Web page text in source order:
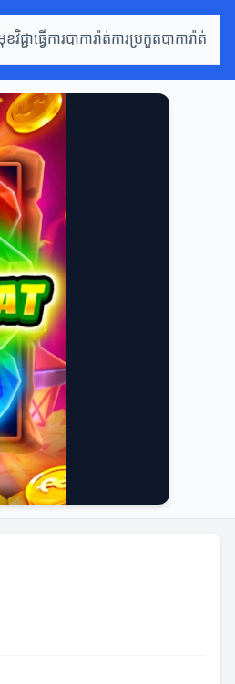
ខវិជ្ជាធ្វើការបាការ៉ាត់ការប្រកួតបាការ៉ាត់